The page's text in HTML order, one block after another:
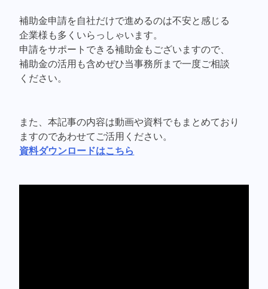
補助金申請を自社だけで進めるのは不安と感じる
企業様も多くいらっしゃいます。
申請をサポートできる補助金もございますので、
補助金の活用も含めぜひ当事務所まで一度ご相談
ください。
また、本記事の内容は動画や資料でもまとめており
ますのであわせてご活用ください。
資料ダウンロードはこちら